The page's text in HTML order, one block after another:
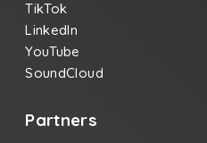
TikTok
LinkedIn
YouTube
SoundCloud
Partners